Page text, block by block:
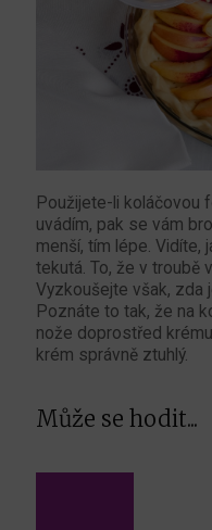
Použijete-li koláčovou
uvádím, pak se vám
menší, tím lépe. Vidíte,
tekutá. To, že v troubě
Vyzkoušejte však, zda
Poznáte to tak, že na
nože doprostřed
krém správně ztuhlý.
Může se hodit...